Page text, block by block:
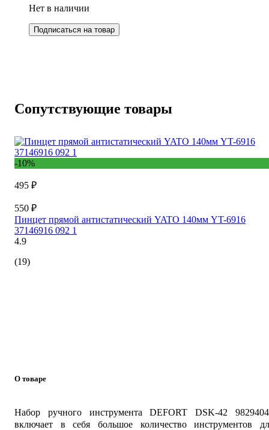
Нет в наличии
Подписаться на товар
Сопутствующие товары
-10%
495 ₽
550 ₽
Пинцет прямой антистатический YATO 140мм YT-6916
37146916 092 1
4.9
(19)
О товаре
Набор ручного инструмента DEFORT DSK-42
включает в себя большое количество инструментов